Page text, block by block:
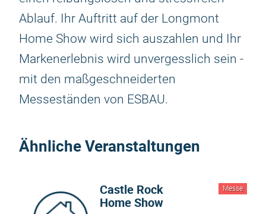
Ablauf. Ihr Auftritt auf der Longmont
Home Show wird sich auszahlen und Ihr
Markenerlebnis wird unvergesslich sein -
mit den maßgeschneiderten
Messeständen von ESBAU.
Ähnliche Veranstaltungen
Messe
Castle Rock
Home Show